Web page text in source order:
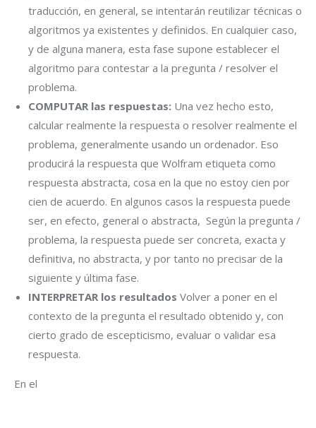
traducción, en general, se intentarán reutilizar técnicas o
algoritmos ya existentes y definidos. En cualquier caso,
y de alguna manera, esta fase supone establecer el
algoritmo para contestar a la pregunta / resolver el
problema.
COMPUTAR las respuestas: Una vez hecho esto,
calcular realmente la respuesta o resolver realmente el
problema, generalmente usando un ordenador. Eso
producirá la respuesta que Wolfram etiqueta como
respuesta abstracta, cosa en la que no estoy cien por
cien de acuerdo. En algunos casos la respuesta puede
ser, en efecto, general o abstracta, Según la pregunta /
problema, la respuesta puede ser concreta, exacta y
definitiva, no abstracta, y por tanto no precisar de la
siguiente y última fase.
INTERPRETAR los resultados Volver a poner en el
contexto de la pregunta el resultado obtenido y, con
cierto grado de escepticismo, evaluar o validar esa
respuesta.
En el